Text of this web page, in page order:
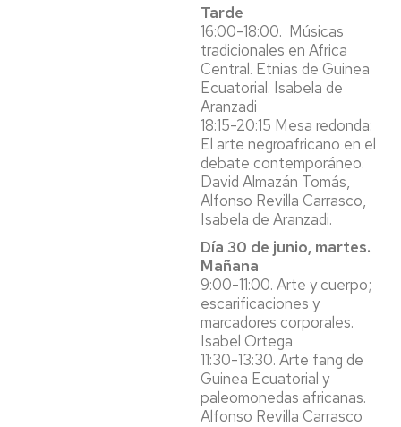
Tarde
16:00-18:00. Músicas
tradicionales en Africa
Central. Etnias de Guinea
Ecuatorial. Isabela de
Aranzadi
18:15-20:15 Mesa redonda:
El arte negroafricano en el
debate contemporáneo.
David Almazán Tomás,
Alfonso Revilla Carrasco,
Isabela de Aranzadi.
Día 30 de junio, martes.
Mañana
9:00-11:00. Arte y cuerpo;
escarificaciones y
marcadores corporales.
Isabel Ortega
11:30-13:30. Arte fang de
Guinea Ecuatorial y
paleomonedas africanas.
Alfonso Revilla Carrasco